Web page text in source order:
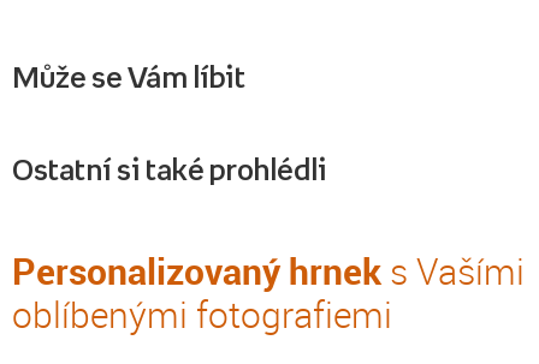
Může se Vám líbit
Ostatní si také prohlédli
Personalizovaný hrneks Vašími
oblíbenými fotografiemi